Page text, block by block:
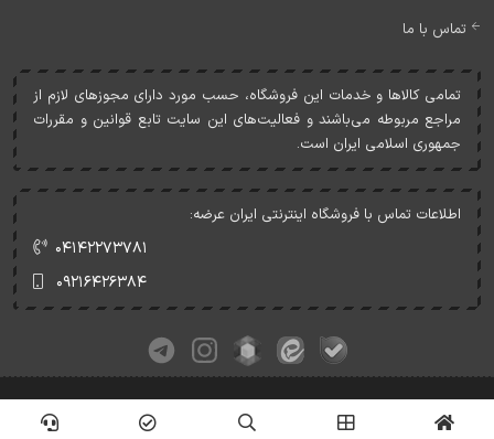
تماس با ما
تمامی کالاها و خدمات اين فروشگاه، حسب مورد دارای مجوزهای لازم از
مراجع مربوطه می‌باشند و فعاليت‌های اين سايت تابع قوانين و مقررات
جمهوری اسلامی ايران است.
اطلاعات تماس با فروشگاه اینترنتی ایران عرضه:
۰۴۱۴۲۲۷۳۷۸۱
۰۹۲۱۶۴۲۶۳۸۴
کلیه حقوق این وبسایت متعلق به ایران عرضه می‌باشد.